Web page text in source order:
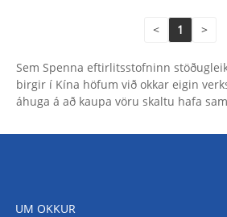
< 1 >
Sem Spenna eftirlitsstofninn
birgir í Kína höfum við okkar eigin
áhuga á að kaupa vöru skaltu hafa
UM OKKUR